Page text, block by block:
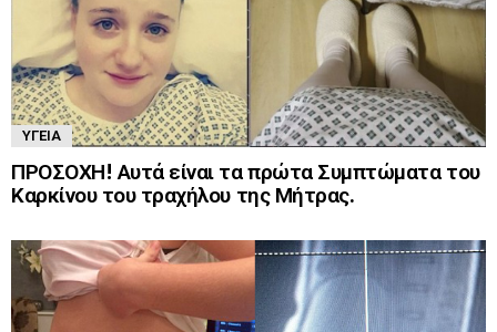
ΥΓΕΊΑ
ΠΡΟΣΟΧΗ! Αυτά είναι τα πρώτα Συμπτώματα του
Καρκίνου του τραχήλου της Μήτρας.